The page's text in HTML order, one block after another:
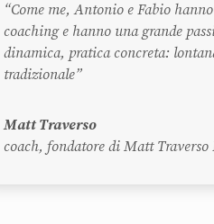
“Come me, Antonio e Fabio
coaching e hanno una grande
dinamica, pratica concreta:
tradizionale”
Matt Traverso
coach, fondatore di Matt